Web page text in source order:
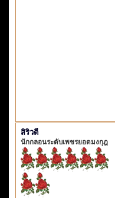
สิริวตี
นักกลอนระดับเพชรยอดมงกุฎ